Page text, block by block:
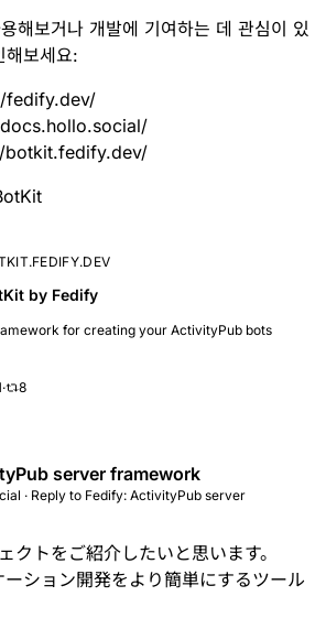
해보거나 개발에 기여하는 데 관심이 있
해보세요:
fedify.dev/
botkit.fedify.dev/
by Fedify
for creating your ActivityPub bots
· 8
server framework
· Reply to Fedify: ActivityPub server
クトをご紹介したいと思います。
ション開発をより簡単にするツール